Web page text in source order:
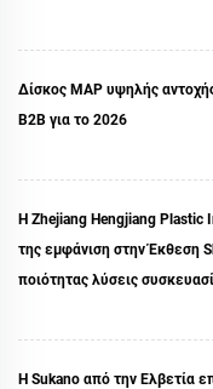
Δίσκος MAP υψηλής
B2B για το 2026
Η Zhejiang Hengjiang Plastic
της εμφάνιση στην Έκθεση
ποιότητας λύσεις
Η Sukano από την Ελβετία